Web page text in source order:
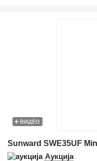
ВИДЕО
Sunward SWE35UF
Аукција